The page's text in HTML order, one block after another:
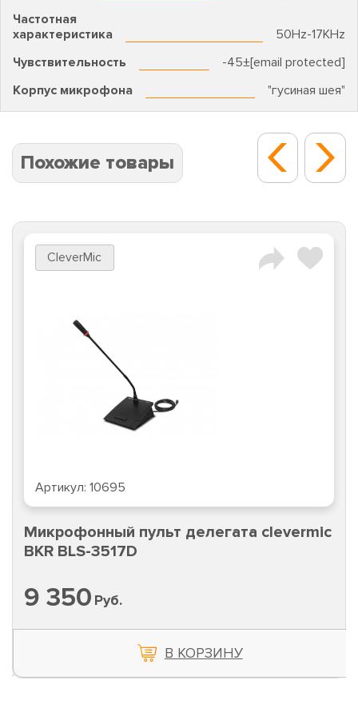
Частотная
характеристика
50Hz-17KHz
Чувствительность
-45±[email protected]
Корпус микрофона
"гусиная шея"
Похожие товары
CleverMic
Артикул: 10695
Микрофонный пульт делегата clevermic
BKR BLS-3517D
9 350 Руб.
В КОРЗИНУ